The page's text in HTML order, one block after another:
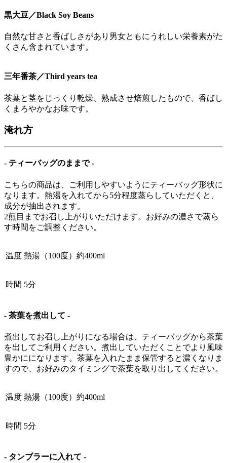
黒大豆／Black Soy Beans
自然な甘さと香ばしさがあり男女ともにうれしい栄養素がた
くさん含まれています。
三年番茶／Third years tea
茶葉と茎をじっくり乾燥、熟成させ焙煎したもので、香ばし
くまろやかなお味です。
淹れ方
- ティーバッグのままで -
こちらの商品は、ご利用しやすいようにティーバッグ形状に
なります。熱湯を入れてから5分程度蒸らしていただくと、
成分が抽出されます。
2煎目までお召し上がりいただけます。お好みの濃さで蒸ら
す時間をご調整ください。
温度 熱湯（100度）約400ml
時間 5分
- 茶葉を煮出して -
煮出してお召し上がりになる場合は、ティーバッグから茶葉
を出してご利用ください。煮出していただくことでより風味
豊かにになります。茶葉を入れたまま保管すると濃くなりま
すので、お好みのタイミングで茶葉を取り出してください。
温度 熱湯（100度）約400ml
時間 5分
- タンブラーに入れて -